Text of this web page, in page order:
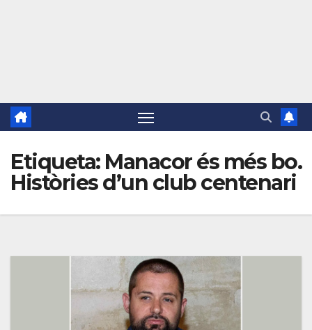
Etiqueta: Manacor és més bo.
Històries d’un club centenari